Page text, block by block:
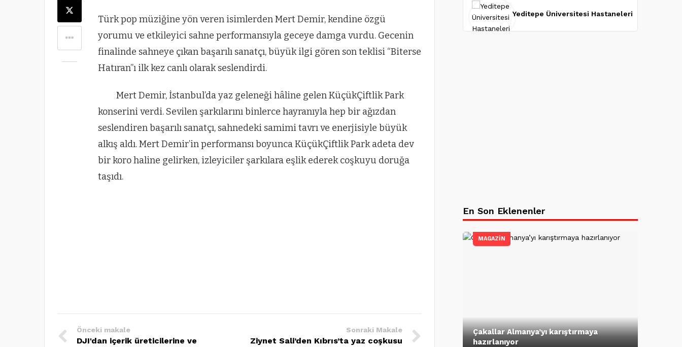
Türk pop müziğine yön veren isimlerden Mert Demir, kendine özgü
yorumu ve etkileyici sahne performansıyla geceye damga vurdu. Gecenin
finalinde sahneye çıkan başarılı sanatçı, büyük ilgi gören son teklisi “Biterse
Hatıran”ı ilk kez canlı olarak seslendirdi.
Mert Demir, İstanbul’da yaz geleneği hâline gelen KüçükÇiftlik Park
konserini verdi. Sevilen şarkılarını binlerce hayranıyla hep bir ağızdan
seslendiren başarılı sanatçı, sahnedeki samimi tavrı ve enerjisiyle büyük
alkış aldı. Mert Demir’in performansı boyunca KüçükÇiftlik Park adeta dev
bir koro haline gelirken, izleyiciler şarkılara eşlik ederek coşkuyu doruğa
taşıdı.
Önceki makale
DJI'dan içerik üreticilerine ve
Sonraki Makale
Ziynet Sali’den Kıbrıs’ta yaz coşkusu
Yeditepe Üniversitesi Hastaneleri
En Son Eklenenler
MAGAZİN
Çakallar Almanya’yı karıştırmaya
hazırlanıyor